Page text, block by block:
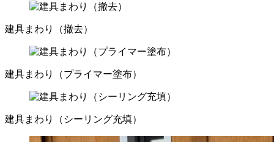
建具まわり（撤去）
建具まわり（プライマー塗布）
建具まわり（シーリング充填）